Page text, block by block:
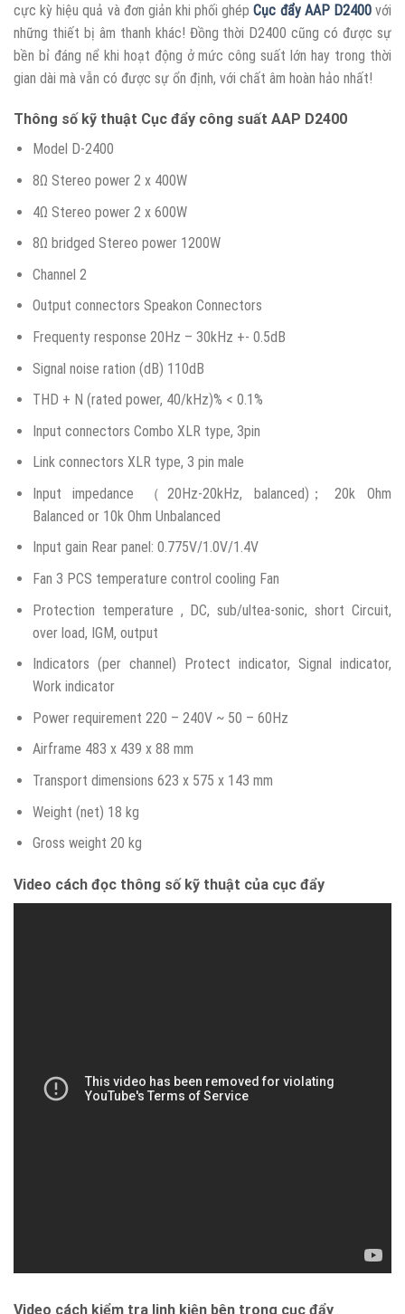
cực kỳ hiệu quả và đơn giản khi phối ghépCục đẩy AAP D2400 với
những thiết bị âm thanh khác! Đồng thời D2400 cũng có được sự
bền bỉ đáng nể khi hoạt động ở mức công suất lớn hay trong thời
gian dài mà vẫn có được sự ổn định, với chất âm hoàn hảo nhất!
Thông số kỹ thuật Cục đẩy công suất AAP D2400
Model D-2400
8Ω Stereo power 2 x 400W
4Ω Stereo power 2 x 600W
8Ω bridged Stereo power 1200W
Channel 2
Output connectors Speakon Connectors
Frequenty response 20Hz – 30kHz +- 0.5dB
Signal noise ration (dB) 110dB
THD + N (rated power, 40/kHz)% < 0.1%
Input connectors Combo XLR type, 3pin
Link connectors XLR type, 3 pin male
Input impedance （20Hz-20kHz, balanced)； 20k Ohm
Balanced or 10k Ohm Unbalanced
Input gain Rear panel: 0.775V/1.0V/1.4V
Fan 3 PCS temperature control cooling Fan
Protection temperature , DC, sub/ultea-sonic, short Circuit,
over load, IGM, output
Indicators (per channel) Protect indicator, Signal indicator,
Work indicator
Power requirement 220 – 240V ~ 50 – 60Hz
Airframe 483 x 439 x 88 mm
Transport dimensions 623 x 575 x 143 mm
Weight (net) 18 kg
Gross weight 20 kg
Video cách đọc thông số kỹ thuật của cục đẩy
Video cách kiểm tra linh kiện bên trong cục đẩy